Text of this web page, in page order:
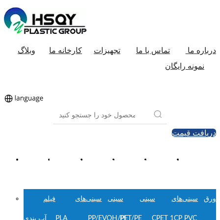
درباره ما تماس با ما تجهیزات کارخانه ما
وبلاگ
نمونه رایگان
دریافت قیمت
ورق
PVC
سینی‌های
سینی‌های
CPET 1CP
سینی‌های
سینی
PET/PE
سینی‌های
سینی
PP/EVOH/PE
سینی‌های
سینی‌های
PLA
فیلم‌های
فیلم
آب بندی